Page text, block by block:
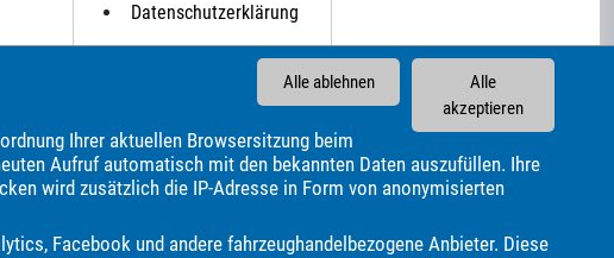
Alle
akzeptieren
Alle ablehnen
Ihrer aktuellen Browsersitzung beim
Aufruf automatisch mit den bekannten Daten auszufüllen. Ihre
wird zusätzlich die IP-Adresse in Form von anonymisierten
Facebook und andere fahrzeughandelbezogene Anbieter. Diese
Datenschutzerklärung
an:
Borgward Bürstner CS Reisemobile Cadillac
Carado
Dacia Dodge Econelo Elnagh Etrusco Eura Mobil
Fendt
MINI Malibu Maserati Maxus Mazda Mercedes-Benz